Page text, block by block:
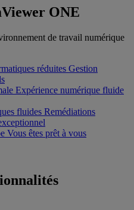
ONE
de travail numérique
réduites Gestion
Expérience numérique fluide
fluides Remédiations
Vous êtes prêt à vous